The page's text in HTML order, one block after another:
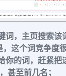
词，主页搜索该
这个词竞争度
你的词，赶紧把
甚至前几名；